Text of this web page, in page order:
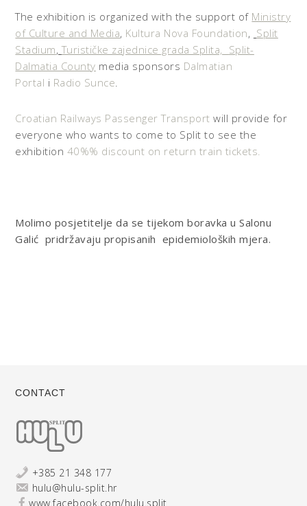
The exhibition is organized with the support of Ministry
of Culture and Media, Kultura Nova Foundation, Split
Stadium,Turističke zajednice grada Splita, Split-
Dalmatia County media sponsors Dalmatian
Portal i Radio Sunce.
Croatian Railways Passenger Transport will provide for
everyone who wants to come to Split to see the
exhibition 40%% discount on return train tickets.
Molimo posjetitelje da se tijekom boravka u Salonu
Galić pridržavaju propisanih epidemiološkihmjera.
CONTACT
+385 21 348 177
hulu@hulu-split.hr
www.facebook.com/hulu.split